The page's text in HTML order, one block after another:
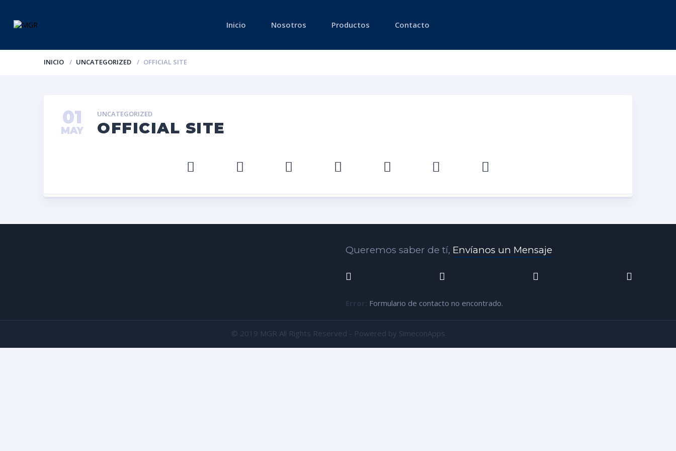
Inicio Nosotros Productos Contacto
INICIO UNCATEGORIZED OFFICIAL SITE
UNCATEGORIZED
OFFICIAL SITE
01
MAY
Queremos saber de tí, Envíanos un Mensaje
Error: Formulario de contacto no encontrado.
© 2019 MGR All Rights Reserved - Powered by SimeconApps